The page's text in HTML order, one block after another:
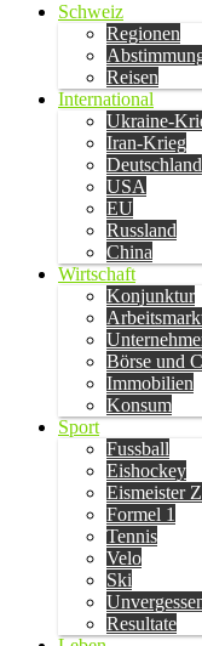
Schweiz
Regionen
Reisen
International
Ukraine-
Iran-Krieg
Deutschland
USA
EU
Russland
China
Wirtschaft
Konjunktur
Börse und
Immobilien
Konsum
Sport
Fussball
Eishockey
Eismeister
Formel 1
Tennis
Velo
Ski
Resultate